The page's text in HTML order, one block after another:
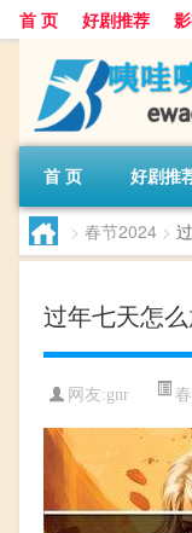
首 页 好剧推荐
首 页 好剧推
> 春节2024 >
过年七天怎
网友:gnr